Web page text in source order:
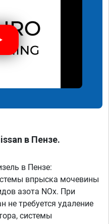
в Пензе.
в Пензе:
впрыска мочевины
азота NOx. При
не требуется удаление
системы